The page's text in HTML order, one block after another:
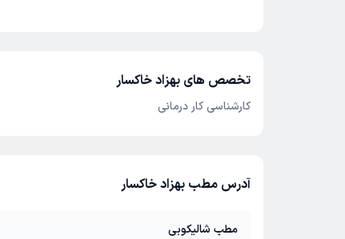
تخصص های بهزاد خاکسار
کارشناسی کار درمانی
آدرس مطب بهزاد خاکسار
مطب شالیکوبی